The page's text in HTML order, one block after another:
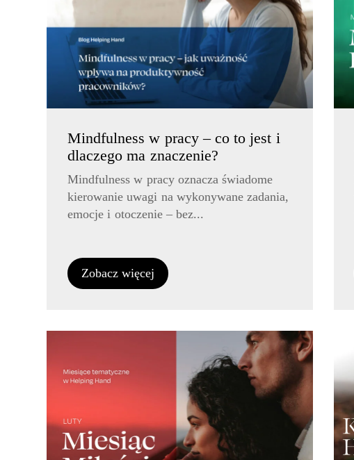
Mindfulness w pracy – co to jest i
dlaczego ma znaczenie?
Mindfulness w pracy oznacza świadome
kierowanie uwagi na wykonywane zadania,
emocje i otoczenie – bez...
Zobacz więcej